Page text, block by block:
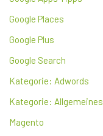
Google Places
Google Plus
Google Search
Kategorie: Adwords
Kategorie: Allgemeines
Magento